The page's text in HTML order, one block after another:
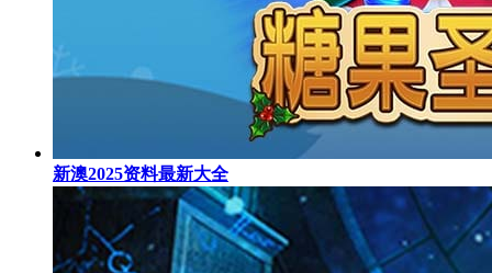
新澳2025资料最新大全